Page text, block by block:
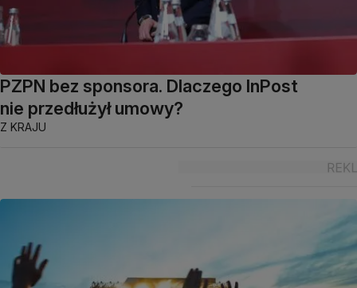
PZPN bez sponsora. Dlaczego InPost
nie przedłużył umowy?
Z KRAJU